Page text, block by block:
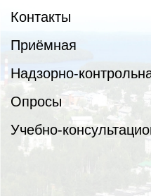
Контакты
Приёмная
Надзорно-
Опросы
Учебно-